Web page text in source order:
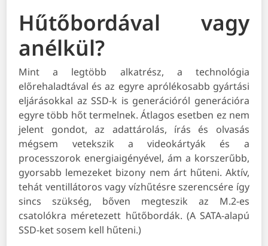
Hűtőbordával vagy
anélkül?
Mint a legtöbb alkatrész, a technológia
előrehaladtával és az egyre aprólékosabb gyártási
eljárásokkal az SSD-k is generációról generációra
egyre több hőt termelnek. Átlagos esetben ez nem
jelent gondot, az adattárolás, írás és olvasás
mégsem vetekszik a videokártyák és a
processzorok energiaigényével, ám a korszerűbb,
gyorsabb lemezeket bizony nem árt hűteni. Aktív,
tehát ventillátoros vagy vízhűtésre szerencsére így
sincs szükség, bőven megteszik az M.2-es
csatolókra méretezett hűtőbordák. (A SATA-alapú
SSD-ket sosem kell hűteni.)